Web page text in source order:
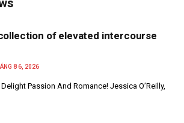
collection of elevated intercourse
8 6, 2026
Passion And Romance! Jessica O’Reilly,